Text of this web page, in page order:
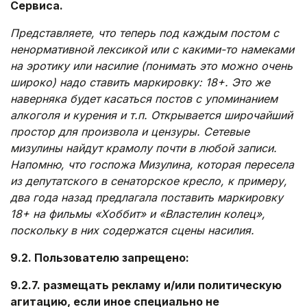
Сервиса.
Представляете, что теперь под каждым постом с
ненормативной лексикой или с какими-то намеками
на эротику или насилие (понимать это можно очень
широко) надо ставить маркировку: 18+. Это же
наверняка будет касаться постов с упоминанием
алкоголя и курения и т.п. Открывается широчайший
простор для произвола и цензуры. Сетевые
мизулины найдут крамолу почти в любой записи.
Напомню, что госпожа Мизулина, которая пересела
из депутатского в сенаторское кресло, к примеру,
два года назад предлагала поставить маркировку
18+ на фильмы «Хоббит» и «Властелин колец»,
поскольку в них содержатся сцены насилия.
9.2. Пользователю запрещено:
9.2.7. размещать рекламу и/или политическую
агитацию, если иное специально не